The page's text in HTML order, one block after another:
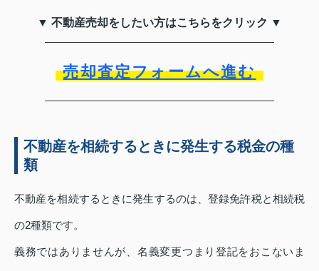
▼ 不動産売却をしたい方はこちらをクリック ▼
売却査定フォームへ進む
不動産を相続するときに発生する税金の種
類
不動産を相続するときに発生するのは、登録免許税と相続税
の2種類です。
義務ではありませんが、名義変更つまり登記をおこないま